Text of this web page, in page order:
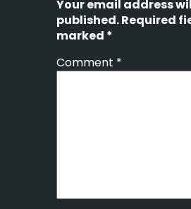
Your email address
published.Required
marked *
Comment *